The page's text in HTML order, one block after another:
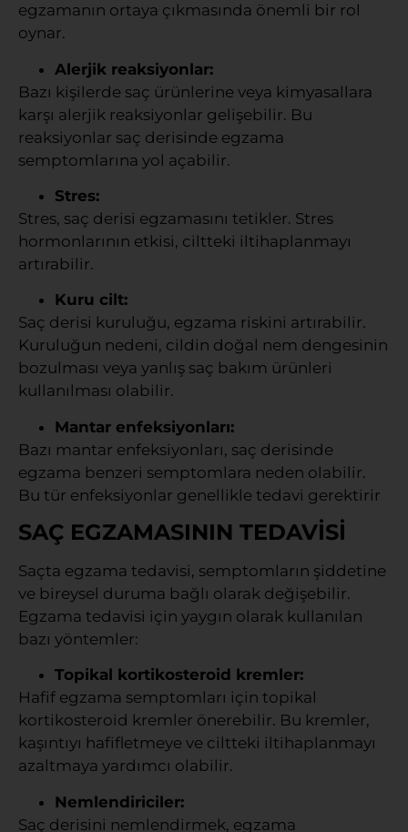
egzamanın ortaya çıkmasında önemli bir rol
oynar.
Alerjik reaksiyonlar:
Bazı kişilerde saç ürünlerine veya kimyasallara
karşı alerjik reaksiyonlar gelişebilir. Bu
reaksiyonlar saç derisinde egzama
semptomlarına yol açabilir.
Stres:
Stres, saç derisi egzamasını tetikler. Stres
hormonlarının etkisi, ciltteki iltihaplanmayı
artırabilir.
Kuru cilt:
Saç derisi kuruluğu, egzama riskini artırabilir.
Kuruluğun nedeni, cildin doğal nem dengesinin
bozulması veya yanlış saç bakım ürünleri
kullanılması olabilir.
Mantar enfeksiyonları:
Bazı mantar enfeksiyonları, saç derisinde
egzama benzeri semptomlara neden olabilir.
Bu tür enfeksiyonlar genellikle tedavi gerektirir
SAÇ EGZAMASININ TEDAVİSİ
Saçta egzama tedavisi, semptomların şiddetine
ve bireysel duruma bağlı olarak değişebilir.
Egzama tedavisi için yaygın olarak kullanılan
bazı yöntemler:
Topikal kortikosteroid kremler:
Hafif egzama semptomları için topikal
kortikosteroid kremler önerebilir. Bu kremler,
kaşıntıyı hafifletmeye ve ciltteki iltihaplanmayı
azaltmaya yardımcı olabilir.
Nemlendiriciler:
Saç derisini nemlendirmek, egzama